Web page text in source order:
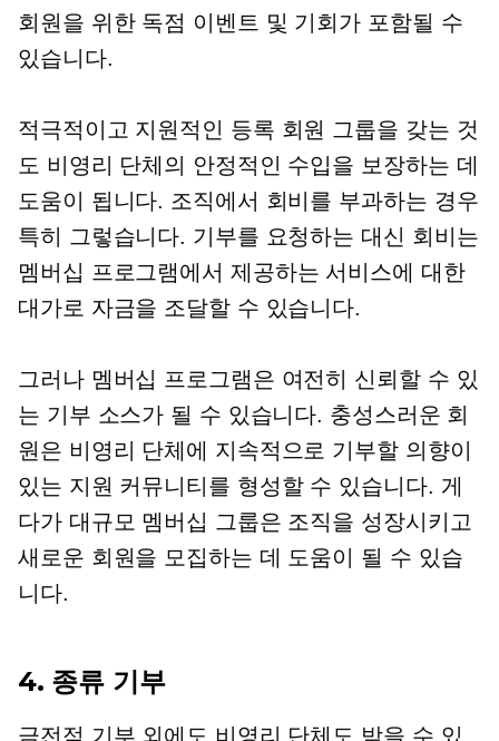
회원을 위한 독점 이벤트 및 기회가 포함될 수
있습니다.
적극적이고 지원적인 등록 회원 그룹을 갖는 것
도 비영리 단체의 안정적인 수입을 보장하는 데
도움이 됩니다. 조직에서 회비를 부과하는 경우
특히 그렇습니다. 기부를 요청하는 대신 회비는
멤버십 프로그램에서 제공하는 서비스에 대한
대가로 자금을 조달할 수 있습니다.
그러나 멤버십 프로그램은 여전히 ​​신뢰할 수 있
는 기부 소스가 될 수 있습니다. 충성스러운 회
원은 비영리 단체에 지속적으로 기부할 의향이
있는 지원 커뮤니티를 형성할 수 있습니다. 게
다가 대규모 멤버십 그룹은 조직을 성장시키고
새로운 회원을 모집하는 데 도움이 될 수 있습
니다.
4. 종류 기부
금전적 기부 외에도 비영리 단체도 받을 수 있